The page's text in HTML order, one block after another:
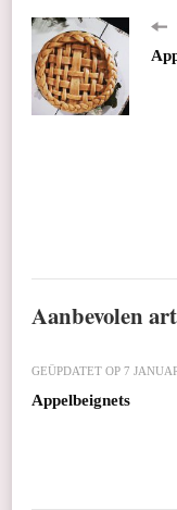
Aanbevolen
GEÜPDATET OP 7
Appelbeignets